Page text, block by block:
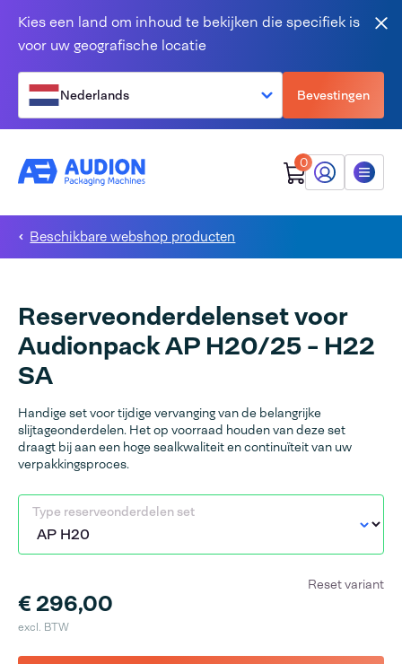
Kies een land om inhoud te bekijken die specifiek is
voor uw geografische locatie
Nederlands Bevestingen
0
Mijn Audion
Menu
Beschikbare webshop producten
Reserveonderdelenset voor
Audionpack AP H20/25 - H22
SA
Handige set voor tijdige vervanging van de belangrijke
slijtageonderdelen. Het op voorraad houden van deze set
draagt bij aan een hoge sealkwaliteit en continuïteit van uw
verpakkingsproces.
Type reserveonderdelen set
€ 296,00
excl. BTW
Reset variant